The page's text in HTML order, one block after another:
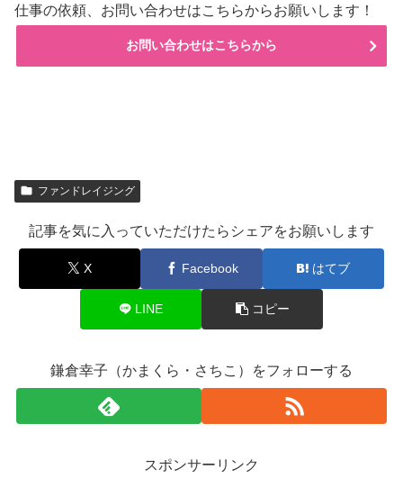
仕事の依頼、お問い合わせはこちらからお願いします！
お問い合わせはこちらから
ファンドレイジング
記事を気に入っていただけたらシェアをお願いします
X Facebook はてブ
LINE コピー
鎌倉幸子（かまくら・さちこ）をフォローする
スポンサーリンク